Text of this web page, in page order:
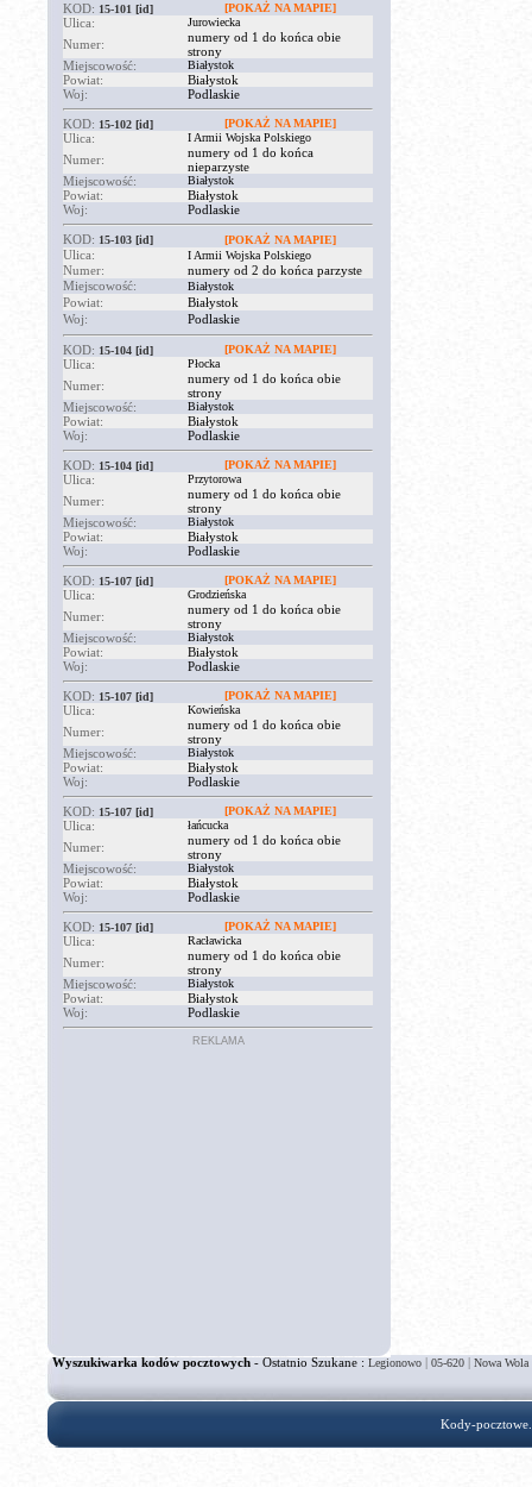
KOD: 15-101 [id] [POKAŻ NA MAPIE]
Ulica: Jurowiecka
Numer:
numery od 1 do końca obie
strony
Miejscowość:
Białystok
Powiat:
Białystok
Woj:
Podlaskie
KOD: 15-102 [id] [POKAŻ NA MAPIE]
Ulica: I Armii Wojska Polskiego
Numer:
numery od 1 do końca
nieparzyste
Miejscowość:
Białystok
Powiat:
Białystok
Woj:
Podlaskie
KOD: 15-103 [id] [POKAŻ NA MAPIE]
Ulica: I Armii Wojska Polskiego
Numer:
numery od 2 do końca parzyste
Miejscowość:
Białystok
Powiat:
Białystok
Woj:
Podlaskie
KOD: 15-104 [id] [POKAŻ NA MAPIE]
Ulica: Płocka
Numer:
numery od 1 do końca obie
strony
Miejscowość:
Białystok
Powiat:
Białystok
Woj:
Podlaskie
KOD: 15-104 [id] [POKAŻ NA MAPIE]
Ulica: Przytorowa
Numer:
numery od 1 do końca obie
strony
Miejscowość:
Białystok
Powiat:
Białystok
Woj:
Podlaskie
KOD: 15-107 [id] [POKAŻ NA MAPIE]
Ulica: Grodzieńska
Numer:
numery od 1 do końca obie
strony
Miejscowość:
Białystok
Powiat:
Białystok
Woj:
Podlaskie
KOD: 15-107 [id] [POKAŻ NA MAPIE]
Ulica: Kowieńska
Numer:
numery od 1 do końca obie
strony
Miejscowość:
Białystok
Powiat:
Białystok
Woj:
Podlaskie
KOD: 15-107 [id] [POKAŻ NA MAPIE]
Ulica: łańcucka
Numer:
numery od 1 do końca obie
strony
Miejscowość:
Białystok
Powiat:
Białystok
Woj:
Podlaskie
KOD: 15-107 [id] [POKAŻ NA MAPIE]
Ulica: Racławicka
Numer:
numery od 1 do końca obie
strony
Miejscowość:
Białystok
Powiat:
Białystok
Woj:
Podlaskie
REKLAMA
Wyszukiwarka kodów pocztowych- Ostatnio Szukane :Legionowo | 05-620 | Nowa Wola
Kody-